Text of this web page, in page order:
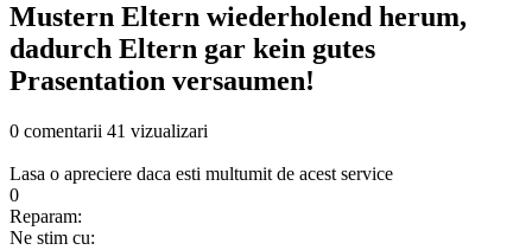
Mustern Eltern wiederholend herum,
dadurch Eltern gar kein gutes
Prasentation versaumen!
0 comentarii 41 vizualizari
Lasa o apreciere daca esti multumit de acest service
0
Reparam:
Ne stim cu: